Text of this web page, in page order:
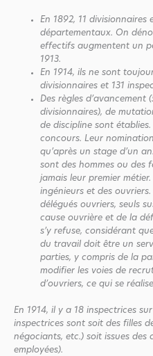
En 1892, 11 divisionnaires
départementaux. On
effectifs augmentent un
1913.
En 1914, ils ne sont
divisionnaires et 131
Des règles d’avancement
divisionnaires), de
de discipline sont
concours. Leur
qu’après un stage d’un
sont des hommes ou des
jamais leur premier
ingénieurs et des
délégués ouvriers, seuls
cause ouvrière et de la
s’y refuse, considérant
du travail doit être un
parties, y compris de la
modifier les voies de
d’ouvriers, ce qui se
En 1914, il y a 18 inspectrices
inspectrices sont soit des filles
négociants, etc.) soit issues des
employées).